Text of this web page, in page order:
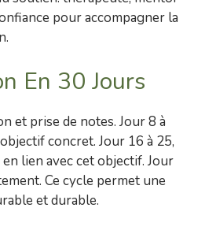
pour accompagner la
En 30 Jours
et prise de notes. Jour 8 à
concret. Jour 16 à 25,
lien avec cet objectif. Jour
Ce cycle permet une
et durable.